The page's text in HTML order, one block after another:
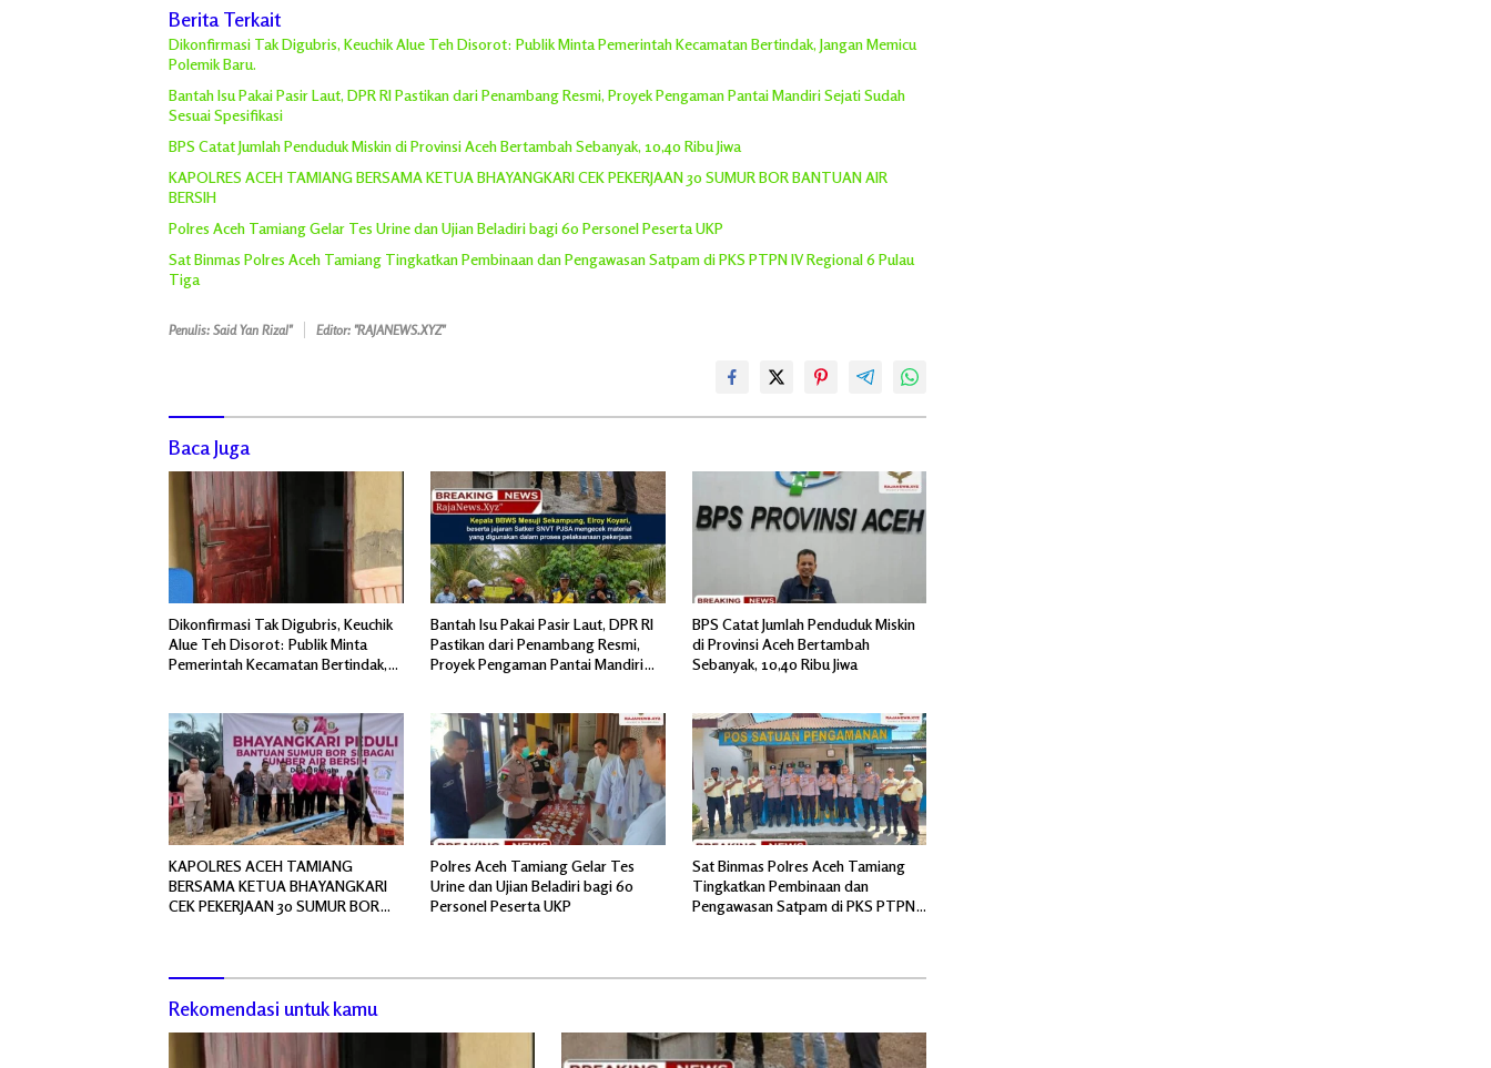
Berita Terkait
Dikonfirmasi Tak Digubris, Keuchik Alue Teh Disorot: Publik Minta Pemerintah Kecamatan Bertindak, Jangan Memicu
Polemik Baru.
Bantah Isu Pakai Pasir Laut, DPR RI Pastikan dari Penambang Resmi, Proyek Pengaman Pantai Mandiri Sejati Sudah
Sesuai Spesifikasi
BPS Catat Jumlah Penduduk Miskin di Provinsi Aceh Bertambah Sebanyak, 10,40 Ribu Jiwa
KAPOLRES ACEH TAMIANG BERSAMA KETUA BHAYANGKARI CEK PEKERJAAN 30 SUMUR BOR BANTUAN AIR
BERSIH
Polres Aceh Tamiang Gelar Tes Urine dan Ujian Beladiri bagi 60 Personel Peserta UKP
Sat Binmas Polres Aceh Tamiang Tingkatkan Pembinaan dan Pengawasan Satpam di PKS PTPN IV Regional 6 Pulau
Tiga
Penulis: Said Yan Rizal" Editor: "RAJANEWS.XYZ"
Baca Juga
Dikonfirmasi Tak Digubris, Keuchik
Alue Teh Disorot: Publik Minta
Pemerintah Kecamatan Bertindak,
Bantah Isu Pakai Pasir Laut, DPR RI
Pastikan dari Penambang Resmi,
Proyek Pengaman Pantai Mandiri
BPS Catat Jumlah Penduduk Miskin
di Provinsi Aceh Bertambah
Sebanyak, 10,40 Ribu Jiwa
KAPOLRES ACEH TAMIANG
BERSAMA KETUA BHAYANGKARI
CEK PEKERJAAN 30 SUMUR BOR
Polres Aceh Tamiang Gelar Tes
Urine dan Ujian Beladiri bagi 60
Personel Peserta UKP
Sat Binmas Polres Aceh Tamiang
Tingkatkan Pembinaan dan
Pengawasan Satpam di PKS PTPN
Rekomendasi untuk kamu